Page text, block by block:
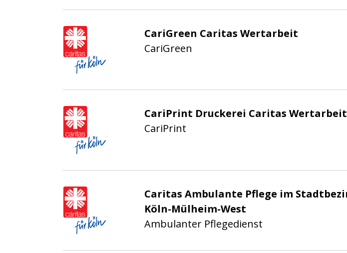
Caritasverband für die Stadt Köln e.V.
CariGreen Caritas Wertarbeit
CariGreen
Caritasverband für die Stadt Köln e.V.
CariPrint Druckerei Caritas Wertarbeit
CariPrint
Caritasverband für die Stadt Köln e.V.
Caritas Ambulante Pflege im
Köln-Mülheim-West
Ambulanter Pflegedienst